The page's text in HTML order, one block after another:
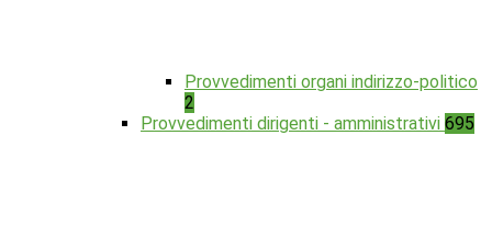
Provvedimenti organi indirizzo-politico
2
Provvedimenti dirigenti - amministrativi 695